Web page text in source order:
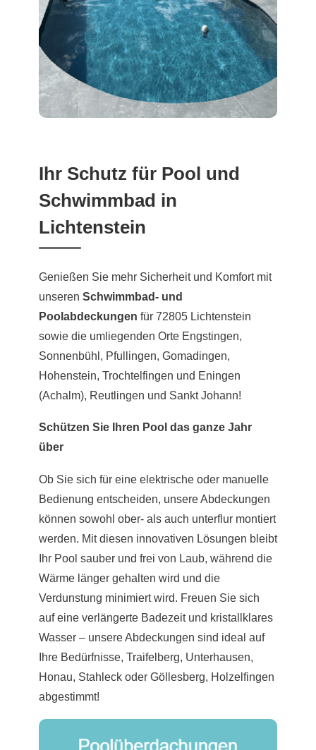
Ihr Schutz für Pool und
Schwimmbad in
Lichtenstein
Genießen Sie mehr Sicherheit und Komfort mit
unseren Schwimmbad- und
Poolabdeckungen für 72805 Lichtenstein
sowie die umliegenden Orte Engstingen,
Sonnenbühl, Pfullingen, Gomadingen,
Hohenstein, Trochtelfingen und Eningen
(Achalm), Reutlingen und Sankt Johann!
Schützen Sie Ihren Pool das ganze Jahr
über
Ob Sie sich für eine elektrische oder manuelle
Bedienung entscheiden, unsere Abdeckungen
können sowohl ober- als auch unterflur montiert
werden. Mit diesen innovativen Lösungen bleibt
Ihr Pool sauber und frei von Laub, während die
Wärme länger gehalten wird und die
Verdunstung minimiert wird. Freuen Sie sich
auf eine verlängerte Badezeit und kristallklares
Wasser – unsere Abdeckungen sind ideal auf
Ihre Bedürfnisse, Traifelberg, Unterhausen,
Honau, Stahleck oder Göllesberg, Holzelfingen
abgestimmt!